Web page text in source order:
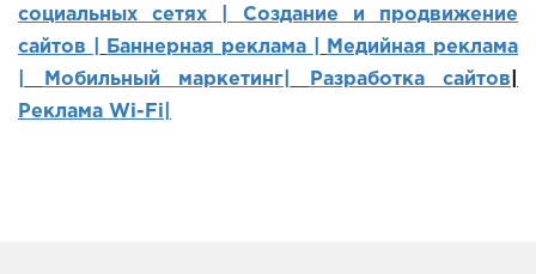
социальных сетях | Создание и продвижение
сайтов
Баннерная реклама |
Медийная реклама
Мобильный маркетинг Разработка сайтов
Реклама Wi-Fi|